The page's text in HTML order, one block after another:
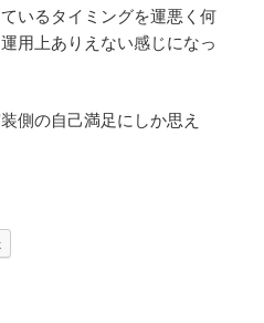
いるタイミングを運悪く何
用上ありえない感じになっ
側の自己満足にしか思え